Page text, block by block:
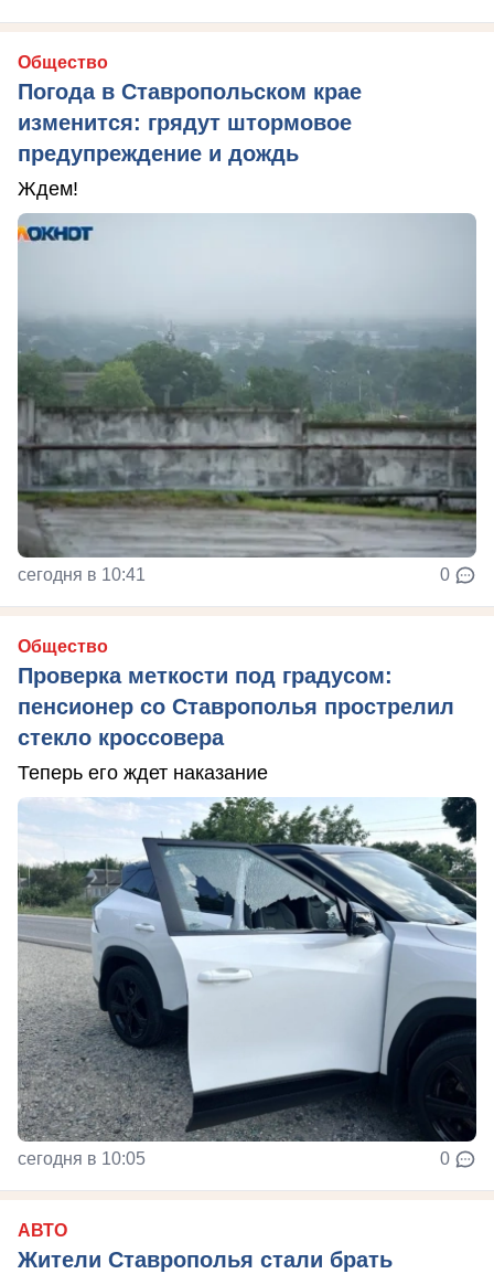
Общество
Погода в Ставропольском крае
изменится: грядут штормовое
предупреждение и дождь
Ждем!
сегодня в 10:41 0
Общество
Проверка меткости под градусом:
пенсионер со Ставрополья прострелил
стекло кроссовера
Теперь его ждет наказание
сегодня в 10:05 0
АВТО
Жители Ставрополья стали брать